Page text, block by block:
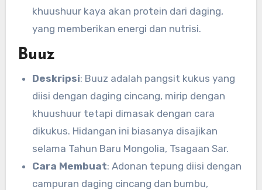
khuushuur kaya akan protein dari daging,
yang memberikan energi dan nutrisi.
Buuz
Deskripsi: Buuz adalah pangsit kukus yang
diisi dengan daging cincang, mirip dengan
khuushuur tetapi dimasak dengan cara
dikukus. Hidangan ini biasanya disajikan
selama Tahun Baru Mongolia, Tsagaan Sar.
Cara Membuat: Adonan tepung diisi dengan
campuran daging cincang dan bumbu,